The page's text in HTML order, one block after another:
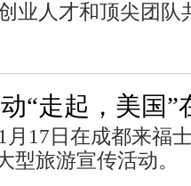
业人才和顶尖团队
“走起，美国”
17日在成都来福
型旅游宣传活动。